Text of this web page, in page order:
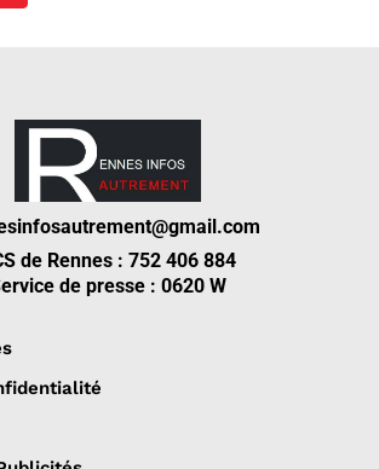
de Rennes : 752 406 884
de presse : 0620 W